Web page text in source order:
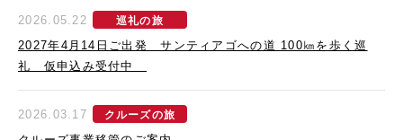
2026.05.22 巡礼の旅
2027年4月14日ご出発 サンティアゴへの道 100㎞を歩く巡
礼 仮申込み受付中
2026.03.17 クルーズの旅